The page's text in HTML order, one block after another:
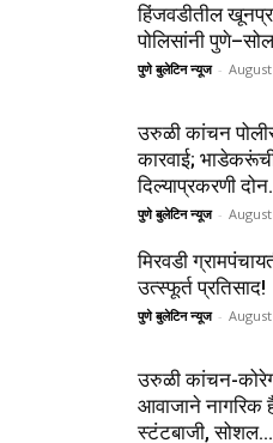
हिंजवडीतील
पोलिसांनी
पुणे बुलेटिन न्यूज -
उरुळी कांचन
कारवाई; भाडेकरूंची
दिल्याप्रकरणी
पुणे बुलेटिन न्यूज -
मिरवडी
उत्स्फूर्त प्रतिसाद!
पुणे बुलेटिन न्यूज -
उरुळी कांचन-
आवाजाने नागरिक
स्टंटबाजी, सोशल...